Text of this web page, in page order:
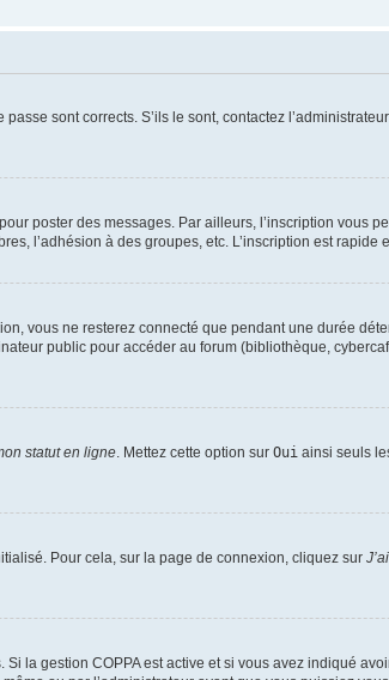
sont corrects. S’ils le sont, contactez
poster des messages. Par ailleurs, l’inscription vous
l’adhésion à des groupes, etc. L’inscription est rapide
vous ne resterez connecté que pendant une durée
public pour accéder au forum (bibliothèque,
statut en ligne . Mettez cette option sur Oui ainsi seuls
Pour cela, sur la page de connexion, cliquez sur
la gestion COPPA est active et si vous avez indiqué